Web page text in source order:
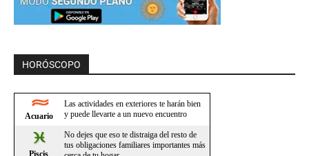
HORÓSCOPO